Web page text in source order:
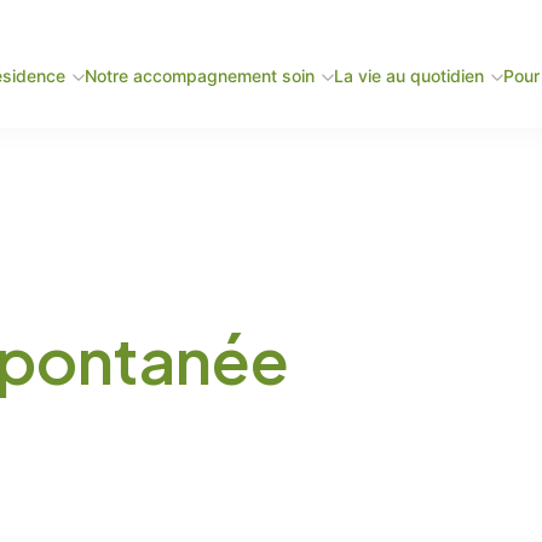
Notre accompagnement soin La vie au quotidien